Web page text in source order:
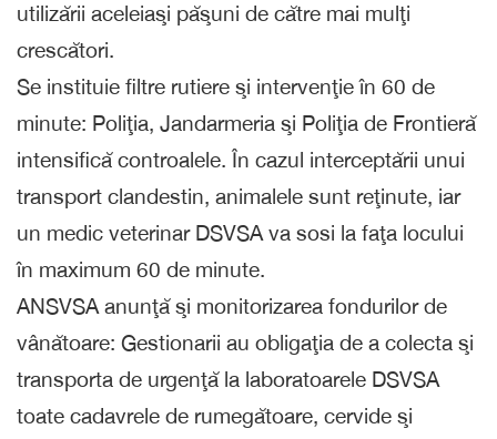
utilizării aceleiaşi păşuni de către mai mulţi
crescători.
Se instituie filtre rutiere şi intervenţie în 60 de
minute: Poliţia, Jandarmeria şi Poliţia de Frontieră
intensifică controalele. În cazul interceptării unui
transport clandestin, animalele sunt reţinute, iar
un medic veterinar DSVSA va sosi la faţa locului
în maximum 60 de minute.
ANSVSA anunţă şi monitorizarea fondurilor de
vânătoare: Gestionarii au obligaţia de a colecta şi
transporta de urgenţă la laboratoarele DSVSA
toate cadavrele de rumegătoare, cervide şi